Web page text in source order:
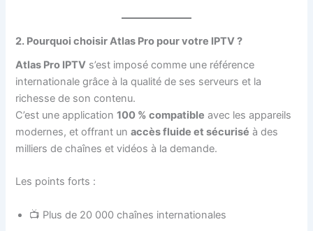
2. Pourquoi choisir Atlas Pro pour votre IPTV ?
Atlas Pro IPTV s’est imposé comme une référence
internationale grâce à la qualité de ses serveurs et la
richesse de son contenu.
C’est une application100 % compatible avec les appareils
modernes, et offrant unaccès fluide et sécurisé à des
milliers de chaînes et vidéos à la demande.
Les points forts :
📺 Plus de 20 000 chaînes internationales